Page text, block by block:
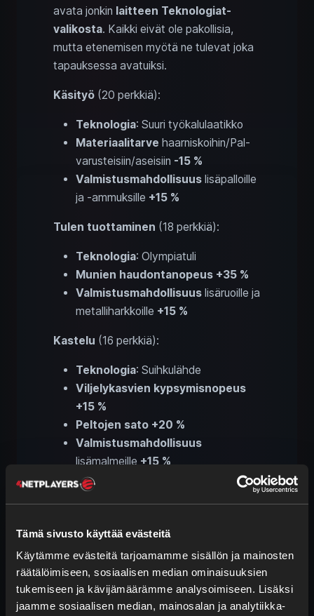
Tämä sivusto käyttää evästeitä
Käytämme evästeitä tarjoamamme sisällön ja mainosten
räätälöimiseen, sosiaalisen median ominaisuuksien
tukemiseen ja kävijämäärämme analysoimiseen. Lisäksi
jaamme sosiaalisen median, mainosalan ja analytiikka-
avata jonkin laitteen Teknologiat-
valikosta. Kaikki eivät ole pakollisia,
mutta etenemisen myötä ne tulevat joka
tapauksessa avatuiksi.
Käsityö (20 perkkiä):
Teknologia: Suuri työkalulaatikko
Materiaalitarve haarniskoihin/Pal-
varusteisiin/aseisiin -15 %
Valmistusmahdollisuus lisäpalloille
ja -ammuksille +15 %
Tulen tuottaminen (18 perkkiä):
Teknologia: Olympiatuli
Munien haudontanopeus +35 %
Valmistusmahdollisuus lisäruoille ja
metalliharkkoille +15 %
Kastelu (16 perkkiä):
Teknologia: Suihkulähde
Viljelykasvien kypsymisnopeus
+15 %
Peltojen sato +20 %
Valmistusmahdollisuus
lisämalmeille +15 %
Kylvö(17 perkkiä):
Viljelykasvien kypsymisnopeus
+20 %
Peltojen sato +30 %
Sähkön tuottaminen(16 perkkiä):